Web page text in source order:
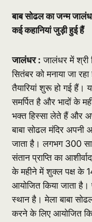
बाब सोढल का जन्म
कई कहानियां जुड़ी हुई हैं
जालंधर : जालंधर में श्री
सितंबर को मनाया जा
तैयारियां शुरू हो गई हैं।
समर्पित है और भादों के
भक्त हिस्सा लेते हैं और
बाबा सोढल मंदिर अपनी
जाता है। लगभग 300
संतान प्राप्ति का
के महीने में शुक्ल पक्ष के
आयोजित किया जाता
स्थान है। मेला बाबा
करने के लिए आयोजित